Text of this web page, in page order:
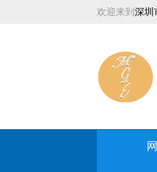
欢迎来到 深圳